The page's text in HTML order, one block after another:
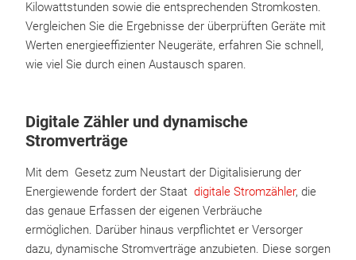
Kilowattstunden sowie die entsprechenden Stromkosten.
Vergleichen Sie die Ergebnisse der überprüften Geräte mit
Werten energieeffizienter Neugeräte, erfahren Sie schnell,
wie viel Sie durch einen Austausch sparen.
Digitale Zähler und dynamische
Stromverträge
Mit dem Gesetz zum Neustart der Digitalisierung der
Energiewende fordert der Staat digitale Stromzähler, die
das genaue Erfassen der eigenen Verbräuche
ermöglichen. Darüber hinaus verpflichtet er Versorger
dazu, dynamische Stromverträge anzubieten. Diese sorgen